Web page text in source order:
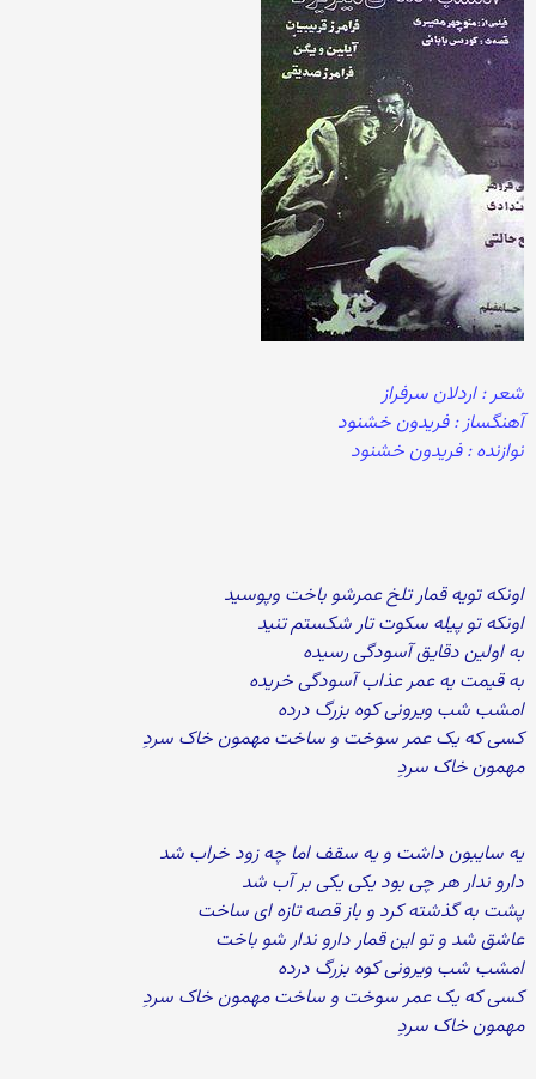
شعر : اردلان سرفراز
آهنگساز : فريدون خشنود
نوازنده : فريدون خشنود
اونكه تويه قمار تلخ عمرشو باخت وپوسيد
اونکه تو پیله سکوت تار شکستم تنید
به اولین دقایق آسودگی رسیده
به قیمت یه عمر عذاب آسودگی خریده
امشب شب ویرونی کوه بزرگ درده
کسی که یک عمر سوخت و ساخت مهمون خاک سردِ
مهمون خاک سردِ
یه سایبون داشت و یه سقف اما چه زود خراب شد
دارو ندار هر چی بود یکی یکی بر آب شد
پشت به گذشته کرد و باز قصه تازه ای ساخت
عاشق شد و تو این قمار دارو ندار شو باخت
امشب شب ویرونی کوه بزرگ درده
کسی که یک عمر سوخت و ساخت مهمون خاک سردِ
مهمون خاک سردِ